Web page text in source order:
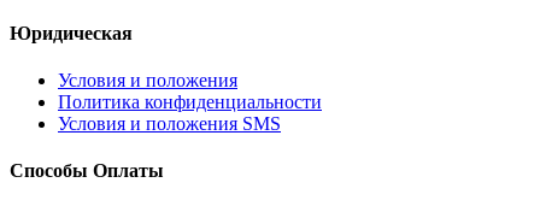
Юридическая
Условия и положения
Политика конфиденциальности
Условия и положения SMS
Способы Оплаты